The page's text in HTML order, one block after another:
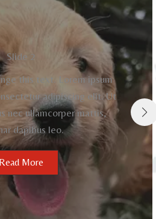
Slide 2
this text. Lorem ipsum
adipiscing elit. Ut
nec ullamcorper mattis,
dapibus leo.
Read More